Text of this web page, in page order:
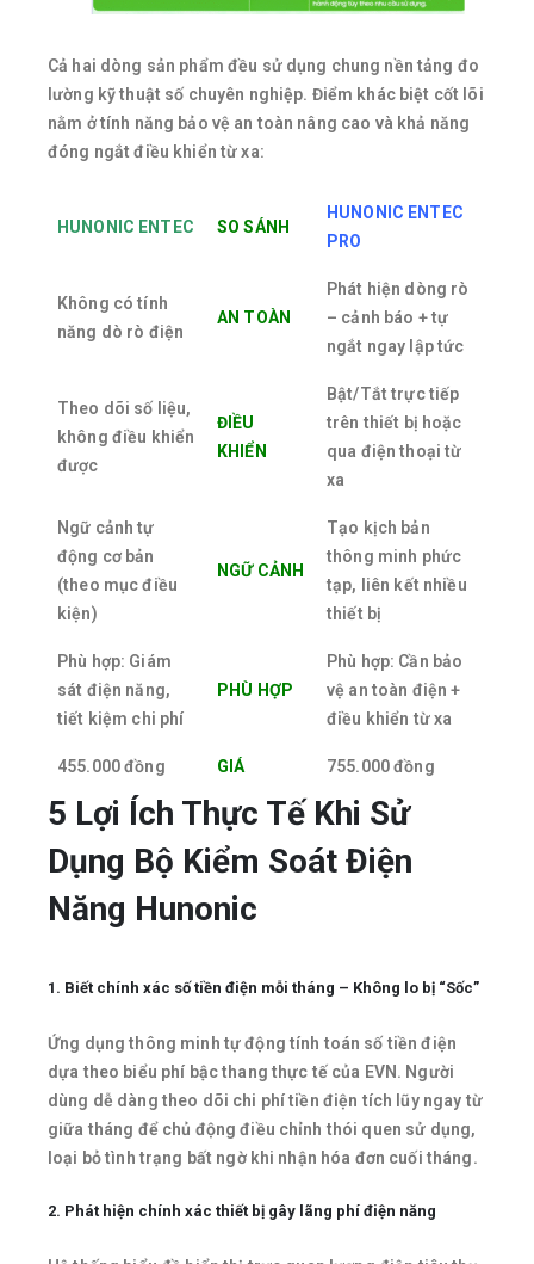
Cả hai dòng sản phẩm đều sử dụng chung nền tảng đo
lường kỹ thuật số chuyên nghiệp. Điểm khác biệt cốt lõi
nằm ở tính năng bảo vệ an toàn nâng cao và khả năng
đóng ngắt điều khiển từ xa:
HUNONIC ENTEC SO SÁNH
HUNONIC ENTEC
PRO
Không có tính
năng dò rò điện
AN TOÀN
Phát hiện dòng rò
– cảnh báo + tự
ngắt ngay lập tức
Theo dõi số liệu,
không điều khiển
được
ĐIỀU
KHIỂN
Bật/Tắt trực tiếp
trên thiết bị hoặc
qua điện thoại từ
xa
Ngữ cảnh tự
động cơ bản
(theo mục điều
kiện)
NGỮ CẢNH
Tạo kịch bản
thông minh phức
tạp, liên kết nhiều
thiết bị
Phù hợp: Giám
sát điện năng,
tiết kiệm chi phí
PHÙ HỢP
Phù hợp: Cần bảo
vệ an toàn điện +
điều khiển từ xa
455.000 đồng GIÁ 755.000 đồng
5 Lợi Ích Thực Tế Khi Sử
Dụng Bộ Kiểm Soát Điện
Năng Hunonic
1. Biết chính xác số tiền điện mỗi tháng – Không lo bị “Sốc”
Ứng dụng thông minh tự động tính toán số tiền điện
dựa theo biểu phí bậc thang thực tế của EVN. Người
dùng dễ dàng theo dõi chi phí tiền điện tích lũy ngay từ
giữa tháng để chủ động điều chỉnh thói quen sử dụng,
loại bỏ tình trạng bất ngờ khi nhận hóa đơn cuối tháng.
2. Phát hiện chính xác thiết bị gây lãng phí điện năng